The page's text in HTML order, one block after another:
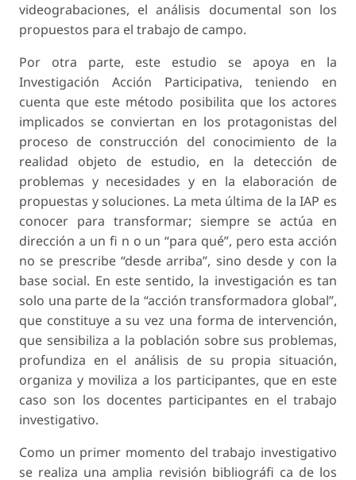
videograbaciones, el análisis documental son los
propuestos para el trabajo de campo.
Por otra parte, este estudio se apoya en la
Investigación Acción Participativa, teniendo en
cuenta que este método posibilita que los actores
implicados se conviertan en los protagonistas del
proceso de construcción del conocimiento de la
realidad objeto de estudio, en la detección de
problemas y necesidades y en la elaboración de
propuestas y soluciones. La meta última de la IAP es
conocer para transformar; siempre se actúa en
dirección a un fi n o un “para qué”, pero esta acción
no se prescribe “desde arriba”, sino desde y con la
base social. En este sentido, la investigación es tan
solo una parte de la “acción transformadora global”,
que constituye a su vez una forma de intervención,
que sensibiliza a la población sobre sus problemas,
profundiza en el análisis de su propia situación,
organiza y moviliza a los participantes, que en este
caso son los docentes participantes en el trabajo
investigativo.
Como un primer momento del trabajo investigativo
se realiza una amplia revisión bibliográfi ca de los